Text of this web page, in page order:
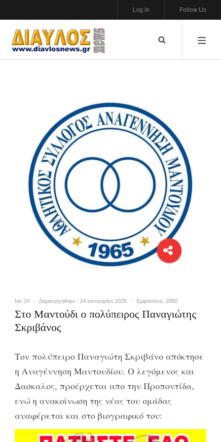
Follow Us
Log in
Ιαν.24 Δημιουργήθηκε : 24 Ιανουαρίου 2025 Εμφανίσεις: 2880
Στο Μαντούδι ο πολύπειρος Παναγιώτης
Σκριβάνος
Τον πολύπειρο Παναγιώτη Σκριβάνο απόκτησε
η Αναγέννηση Μαντουδίου. Ο λεγόμενος και
Δασκαλος, προέρχεται απο την Προποντίδα,
ενώ η ανακοίνωση της νέας του ομάδας
αναφέρεται και στο βιογραφικό του: